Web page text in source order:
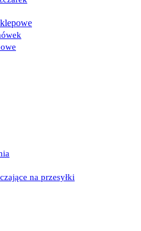
na przesyłki